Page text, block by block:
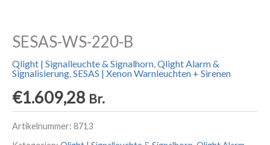
SESAS-WS-220-B
Qlight | Signalleuchte & Signalhorn,Qlight Alarm &
Signalisierung,SESAS | Xenon Warnleuchten + Sirenen
€1.609,28 Br.
Artikelnummer: 8713